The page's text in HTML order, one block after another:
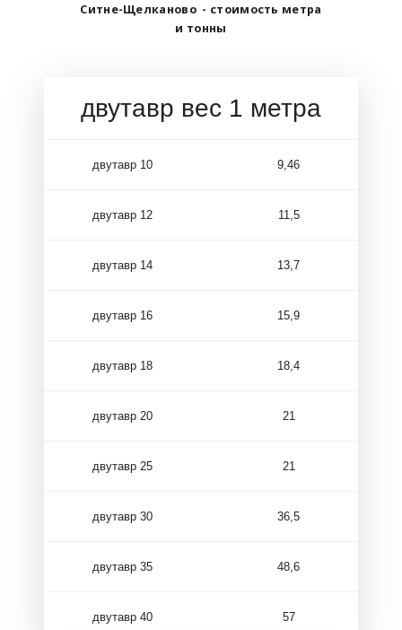
Ситне-Щелканово - стоимость метра
и тонны
двутавр вес 1 метра
двутавр 10 9,46
двутавр 12 11,5
двутавр 14 13,7
двутавр 16 15,9
двутавр 18 18,4
двутавр 20 21
двутавр 25 21
двутавр 30 36,5
двутавр 35 48,6
двутавр 40 57